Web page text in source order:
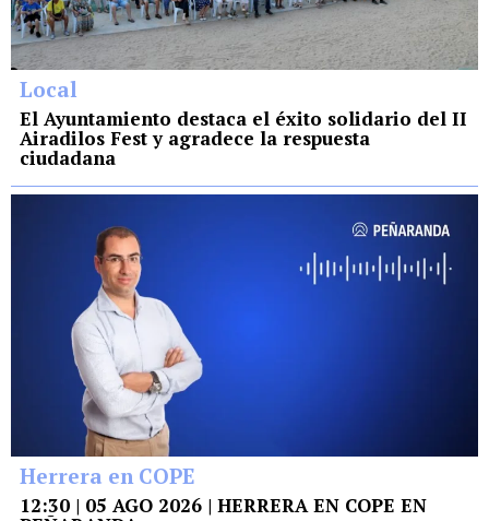
Local
El Ayuntamiento destaca el éxito solidario del II
Airadilos Fest y agradece la respuesta
ciudadana
Herrera en COPE
12:30 | 05 AGO 2026 | HERRERA EN COPE EN